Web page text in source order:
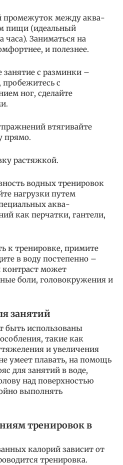
промежуток между аква-
пищи (идеальный
часа). Заниматься на
и полезнее.
занятие с разминки –
пробежитесь с
ног, сделайте
втягивайте
прямо.
растяжкой.
водных тренировок
нагрузки путем
аква-
как перчатки, гантели,
к тренировке, примите
в воду постепенно –
контраст может
боли, головокружения и
занятий
быть использованы
такие как
и увеличения
умеет плавать, на помощь
для занятий в воде,
над поверхностью
выполнять
тренировок в
калорий зависит от
тренировка.